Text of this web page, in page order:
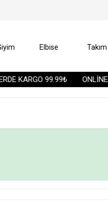
KARGO 99.99₺
Elbise Takım